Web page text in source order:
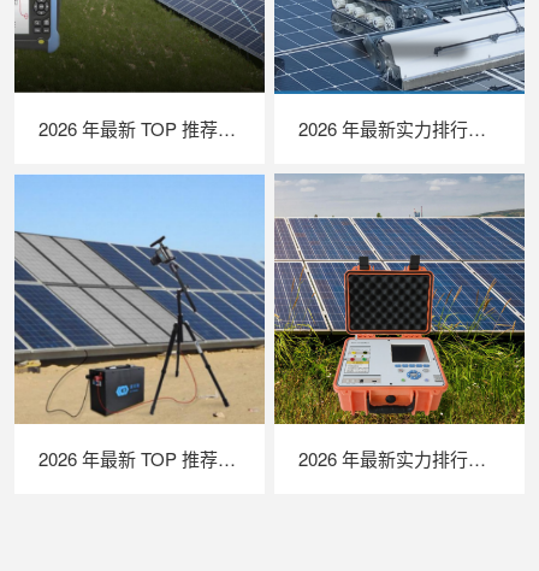
2026 年最新 TOP 推荐｜绝缘接地综合测试仪实力排行，LAILX LXH601 深度测评 2026 年最新实力排行｜光伏清洗机器人 TOP 推荐，LAILX LX‑H403 深度解析
2026 年最新 TOP 推荐｜便携式 EL 检测仪实力排行，LAILX LXG50 深度测评 2026 年最新实力排行｜便携式 IV 测试仪 TOP 推荐，LAILX LX‑PV31 深度解析